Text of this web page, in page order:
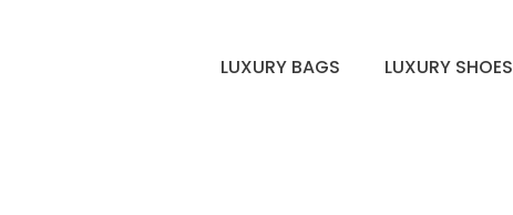
LUXURY BAGS LUXURY SHOES